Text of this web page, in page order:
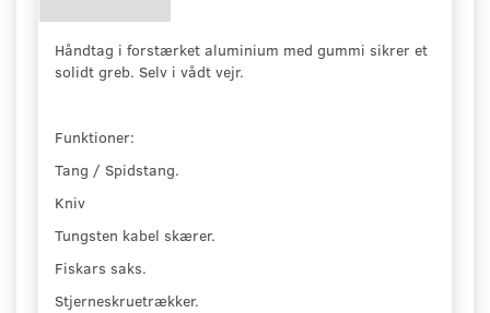
Håndtag i forstærket aluminium med gummi sikrer et
solidt greb. Selv i vådt vejr.
Funktioner:
Tang / Spidstang.
Kniv
Tungsten kabel skærer.
Fiskars saks.
Stjerneskruetrækker.